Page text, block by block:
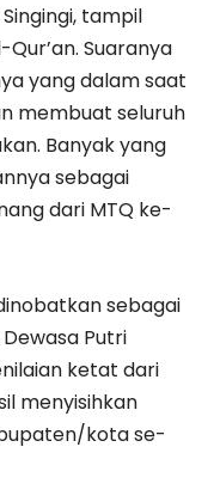
tampil
Suaranya
yang dalam saat
membuat seluruh
Banyak yang
sebagai
dari MTQ ke-
sebagai
Putri
ketat dari
menyisihkan
kota se-